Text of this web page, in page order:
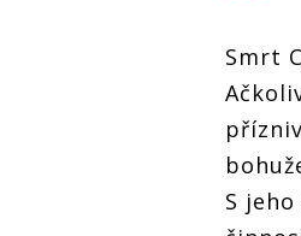
Smrt
S